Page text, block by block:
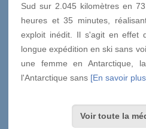
Sud sur 2.045 kilomètres en
heures et 35 minutes,
exploit inédit. Il s'agit en effet
longue expédition en ski sans
une femme en Antarctique,
l'Antarctique sans [En savoir
Voir toute la